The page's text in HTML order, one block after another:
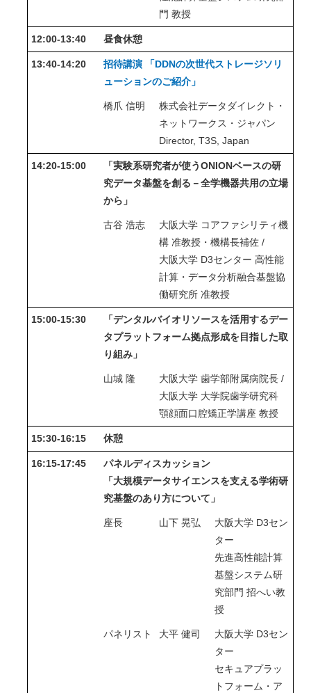
門 教授
12:00-13:40 昼食休憩
13:40-14:20 招待講演
「DDNの次世代ストレージソリ
ューションのご紹介」
橋爪 信明
株式会社データダイレクト・
ネットワークス・ジャパン
Director, T3S, Japan
14:20-15:00
「実験系研究者が使うONIONベースの研
究データ基盤を創る－全学機器共用の立場
から」
古谷 浩志
大阪大学 コアファシリティ機
構 准教授・機構長補佐 /
大阪大学 D3センター 高性能
計算・データ分析融合基盤協
働研究所 准教授
15:00-15:30
「デンタルバイオリソースを活用するデー
タプラットフォーム拠点形成を目指した取
り組み」
山城 隆
大阪大学 歯学部附属病院長 /
大阪大学 大学院歯学研究科
顎顔面口腔矯正学講座 教授
15:30-16:15 休憩
16:15-17:45
パネルディスカッション
「大規模データサイエンスを支える学術研
究基盤のあり方について」
座長 山下 晃弘
大阪大学 D3セン
ター
先進高性能計算
基盤システム研
究部門 招へい教
授
パネリスト 大平 健司
大阪大学 D3セン
ター
セキュアプラッ
トフォーム・ア